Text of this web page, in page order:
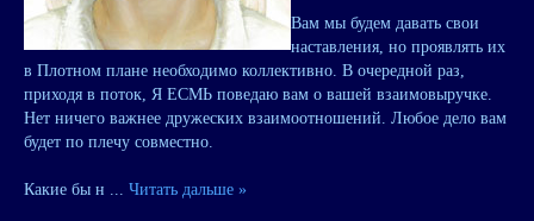
Вам мы будем давать свои
наставления, но проявлять их
в Плотном плане необходимо коллективно. В очередной раз,
приходя в поток, Я ЕСМЬ поведаю вам о вашей взаимовыручке.
Нет ничего важнее дружеских взаимоотношений. Любое дело вам
будет по плечу совместно.
Какие бы н ... Читать дальше »